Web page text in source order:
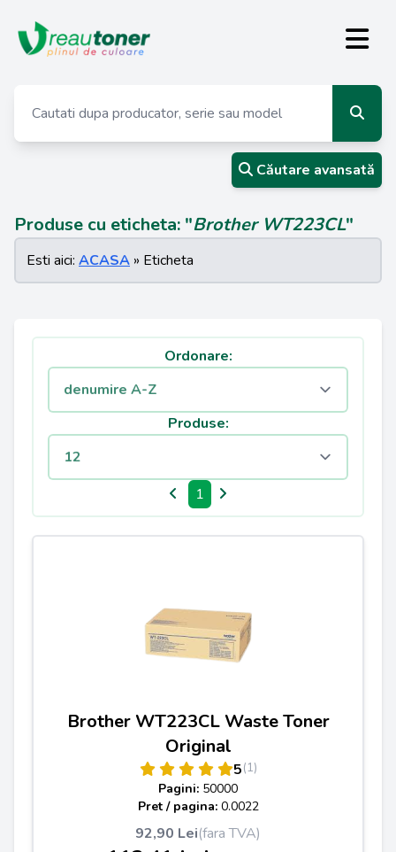
Căutare avansată
Produse cu eticheta: "Brother WT223CL"
Esti aici: ACASA » Eticheta
Ordonare:
Produse:
1
Brother WT223CL Waste Toner
Original
5(1)
Pagini: 50000
Pret / pagina: 0.0022
92,90 Lei(fara TVA)